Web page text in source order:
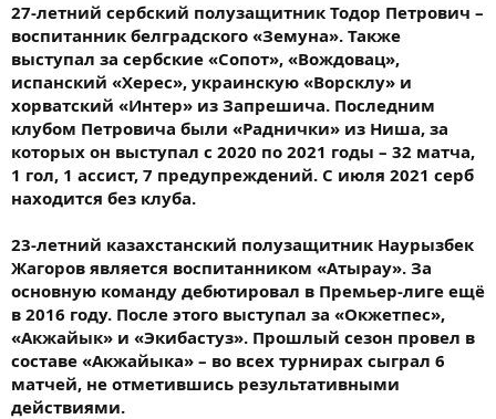
27-летний сербский полузащитник Тодор Петрович –
воспитанник белградского «Земуна». Также
выступал за сербские «Сопот», «Вождовац»,
испанский «Херес», украинскую «Ворсклу» и
хорватский «Интер» из Запрешича. Последним
клубом Петровича были «Раднички» из Ниша, за
которых он выступал с 2020 по 2021 годы – 32 матча,
1 гол, 1 ассист, 7 предупреждений. С июля 2021 серб
находится без клуба.
23-летний казахстанский полузащитник Наурызбек
Жагоров является воспитанником «Атырау». За
основную команду дебютировал в Премьер-лиге ещё
в 2016 году. После этого выступал за «Окжетпес»,
«Акжайык» и «Экибастуз». Прошлый сезон провел в
составе «Акжайыка» – во всех турнирах сыграл 6
матчей, не отметившись результативными
действиями.